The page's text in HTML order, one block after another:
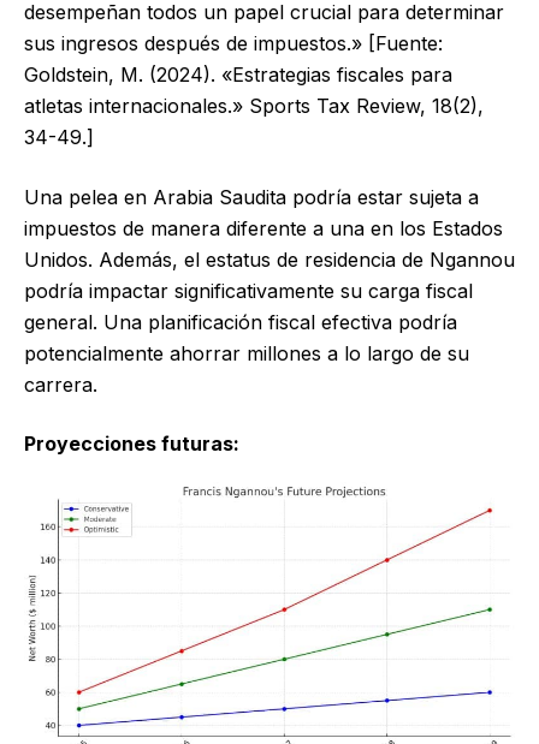
desempeñan todos un papel crucial para determinar
sus ingresos después de impuestos.» [Fuente:
Goldstein, M. (2024). «Estrategias fiscales para
atletas internacionales.» Sports Tax Review, 18(2),
34-49.]
Una pelea en Arabia Saudita podría estar sujeta a
impuestos de manera diferente a una en los Estados
Unidos. Además, el estatus de residencia de Ngannou
podría impactar significativamente su carga fiscal
general. Una planificación fiscal efectiva podría
potencialmente ahorrar millones a lo largo de su
carrera.
Proyecciones futuras: